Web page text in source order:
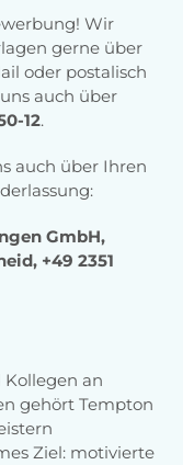
Wir
gerne über
oder postalisch
auch über
12.
auch über Ihren
GmbH,
+49 2351
Kollegen an
gehört Tempton
Ziel: motivierte